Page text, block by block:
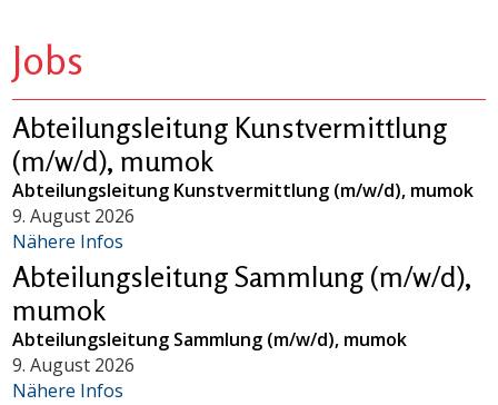
Jobs
Abteilungsleitung Kunstvermittlung
(m/w/d), mumok
Abteilungsleitung Kunstvermittlung (m/w/d), mumok
9. August 2026
Nähere Infos
Abteilungsleitung Sammlung (m/w/d),
mumok
Abteilungsleitung Sammlung (m/w/d), mumok
9. August 2026
Nähere Infos